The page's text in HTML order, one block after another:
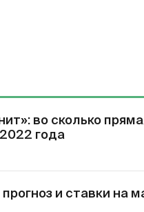
во сколько
года
и ставки на